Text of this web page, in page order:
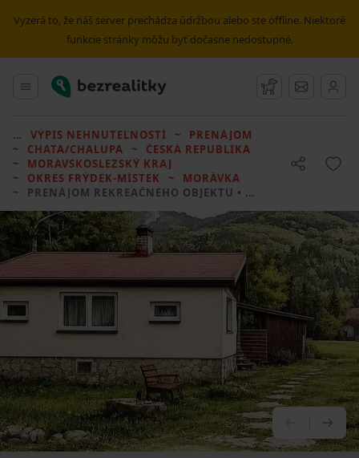
Vyzerá to, že náš server prechádza údržbou alebo ste offline. Niektoré
funkcie stránky môžu byť dočasne nedostupné.
Hlavné menu
Bezrealitky Strážny pes
Správy
VÝPIS NEHNUTEĽNOSTÍ
PRENÁJOM
CHATA/CHALUPA
ČESKÁ REPUBLIKA
MORAVSKOSLEZSKÝ KRAJ
OKRES FRÝDEK-MÍSTEK
MORÁVKA
PRENÁJOM REKREAČNÉHO OBJEKTU • 2 LOŽNICE BEZ REALITKY